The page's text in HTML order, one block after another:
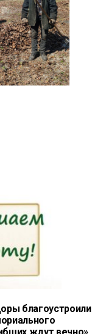
благоустроили
ждут вечно»